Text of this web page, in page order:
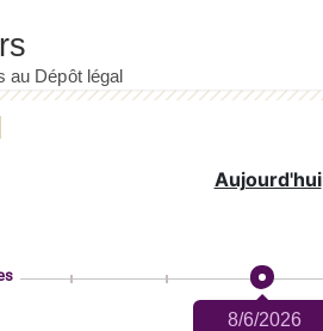
Aujourd'hui
8/6/2026